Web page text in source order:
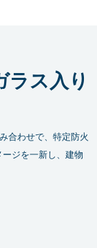
ラス入り
合わせで、特定防火
ジを一新し、建物